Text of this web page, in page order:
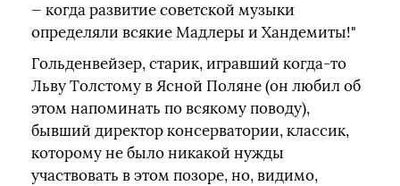
— когда развитие советской музыки
определяли всякие Мадлеры и Хандемиты!"
Гольденвейзер, старик, игравший когда-то
Льву Толстому в Ясной Поляне (он любил об
этом напоминать по всякому поводу),
бывший директор консерватории, классик,
которому не было никакой нужды
участвовать в этом позоре, но, видимо,